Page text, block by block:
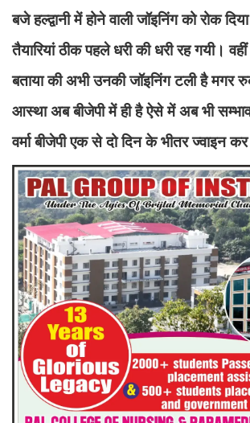
बजे हल्द्वानी में होने वाली जॉइनिंग को रोक
तैयारियां ठीक पहले धरी की धरी रह गयी। वहीं
बताया की अभी उनकी जॉइनिंग टली है मगर
आस्था अब बीजेपी में ही है ऐसे में अब भी
वर्मा बीजेपी एक से दो दिन के भीतर ज्वाइन